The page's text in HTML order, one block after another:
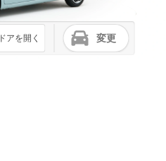
ドアを開く 変更